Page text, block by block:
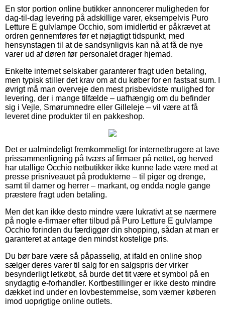
En stor portion online butikker annoncerer muligheden for
dag-til-dag levering på adskillige varer, eksempelvis Puro
Letture E gulvlampe Occhio, som imidlertid er påkrævet at
ordren gennemføres før et nøjagtigt tidspunkt, med
hensynstagen til at de sandsynligvis kan nå at få de nye
varer ud af døren før personalet drager hjemad.
Enkelte internet selskaber garanterer fragt uden betaling,
men typisk stiller det krav om at du køber for en fastsat sum. I
øvrigt må man overveje den mest prisbevidste mulighed for
levering, der i mange tilfælde – uafhængig om du befinder
sig i Vejle, Smørumnedre eller Gilleleje – vil være at få
leveret dine produkter til en pakkeshop.
Det er ualmindeligt fremkommeligt for internetbrugere at lave
prissammenligning på tværs af firmaer på nettet, og herved
har utallige Occhio netbutikker ikke kunne lade være med at
presse prisniveauet på produkterne – til piger og drenge,
samt til damer og herrer – markant, og endda nogle gange
præstere fragt uden betaling.
Men det kan ikke desto mindre være lukrativt at se nærmere
på nogle e-firmaer efter tilbud på Puro Letture E gulvlampe
Occhio forinden du færdiggør din shopping, sådan at man er
garanteret at antage den mindst kostelige pris.
Du bør bare være så påpasselig, at ifald en online shop
sælger deres varer til salg for en salgspris der virker
besynderligt letkøbt, så burde det tit være et symbol på en
snydagtig e-forhandler. Kortbestillinger er ikke desto mindre
dækket ind under en lovbestemmelse, som værner køberen
imod uoprigtige online outlets.